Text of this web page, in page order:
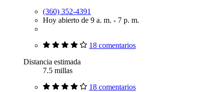
(360) 352-4391
Hoy abierto de 9 a. m. - 7 p. m.
18 comentarios
Distancia estimada
7.5 millas
18 comentarios